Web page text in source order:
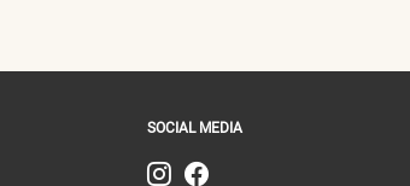
SOCIAL MEDIA